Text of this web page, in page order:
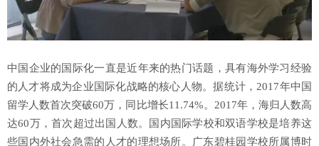
中国企业的国际化一直是近年来的热门话题，具有海外学习经验
的人才将成为企业国际化战略的核心人物。据统计，2017年中国
留学人数首次突破60万，同比增长11.74%。2017年，海归人数高
达60万，首次超过出国人数。国内国际学校和双语学校是培养这
些国内外社会急需的人才的理想场所。广东碧桂园学校所属博时